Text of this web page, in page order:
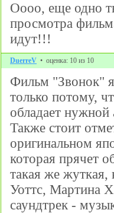
Оооо, еще одно
просмотра
идут!!!
DuerreV • оценка: 10 из 10
Фильм "Звонок"
только потому,
обладает нужной
Также стоит
оригинальном
которая прячет
такая же жуткая,
Уоттс, Мартина
саундтрек -